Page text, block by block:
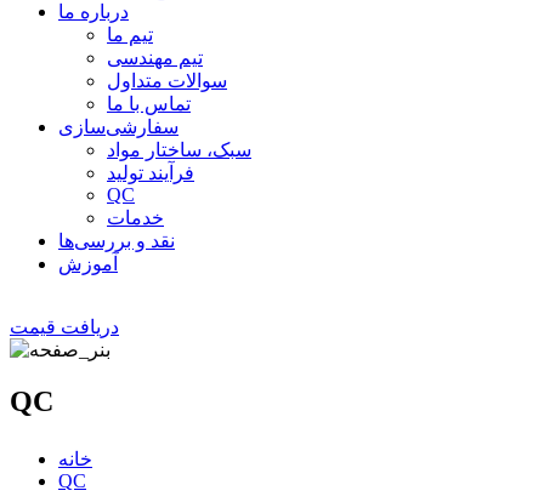
درباره ما
تیم ما
تیم مهندسی
سوالات متداول
تماس با ما
سفارشی‌سازی
سبک، ساختار مواد
فرآیند تولید
QC
خدمات
نقد و بررسی‌ها
آموزش
دریافت قیمت
QC
خانه
QC